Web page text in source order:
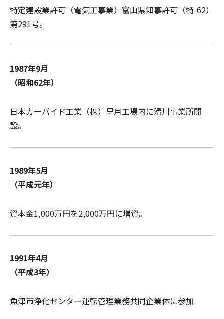
特定建設業許可（電気工事業）富山県知事許可（特-62）
第291号。
1987年9月
（昭和62年）
日本カーバイド工業（株）早月工場内に滑川事業所開
設。
1989年5月
（平成元年）
資本金1,000万円を2,000万円に増資。
1991年4月
（平成3年）
魚津市浄化センター運転管理業務共同企業体に参加